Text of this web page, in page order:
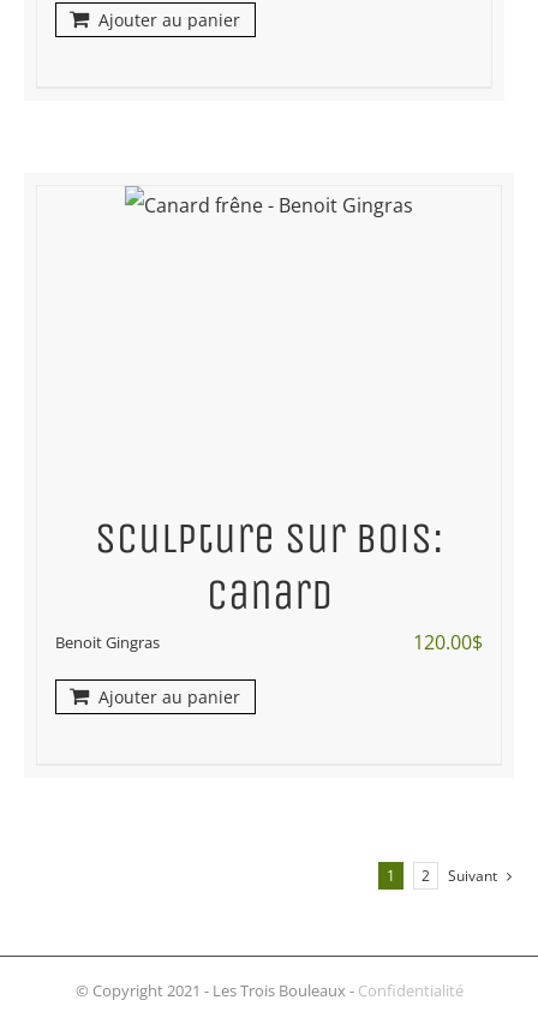
Ajouter au panier
Sculpture sur bois:
canard
Benoit Gingras 120.00$
Ajouter au panier
1 2 Suivant
© Copyright 2021 - Les Trois Bouleaux - Confidentialité